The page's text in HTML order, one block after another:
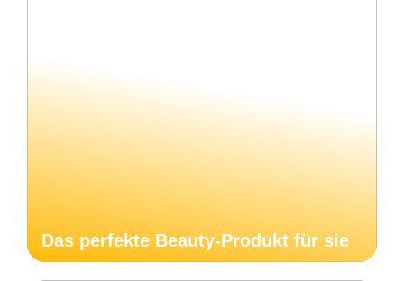
Das perfekte Beauty-Produkt für sie